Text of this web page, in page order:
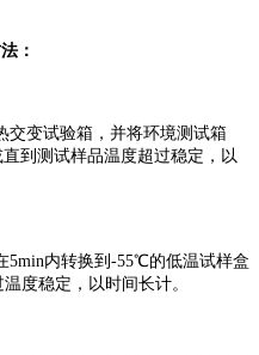
：
变试验箱，并将环境测试箱
到测试样品温度超过稳定，以
内转换到-55℃的低温试样盒
度稳定，以时间长计。